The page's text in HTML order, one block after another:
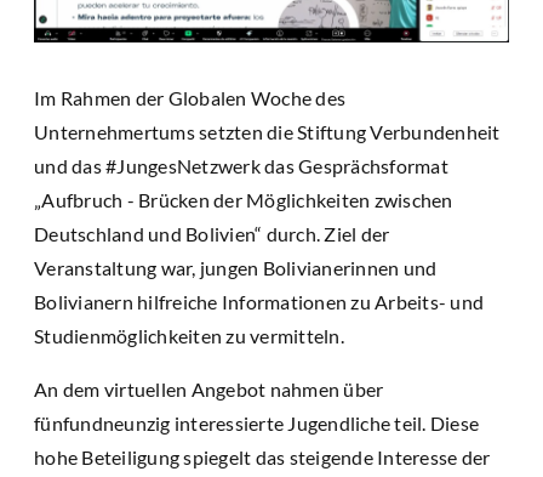
Im Rahmen der Globalen Woche des
Unternehmertums setzten die Stiftung Verbundenheit
und das #JungesNetzwerk das Gesprächsformat
„Aufbruch - Brücken der Möglichkeiten zwischen
Deutschland und Bolivien“ durch. Ziel der
Veranstaltung war, jungen Bolivianerinnen und
Bolivianern hilfreiche Informationen zu Arbeits- und
Studienmöglichkeiten zu vermitteln.
An dem virtuellen Angebot nahmen über
fünfundneunzig interessierte Jugendliche teil. Diese
hohe Beteiligung spiegelt das steigende Interesse der